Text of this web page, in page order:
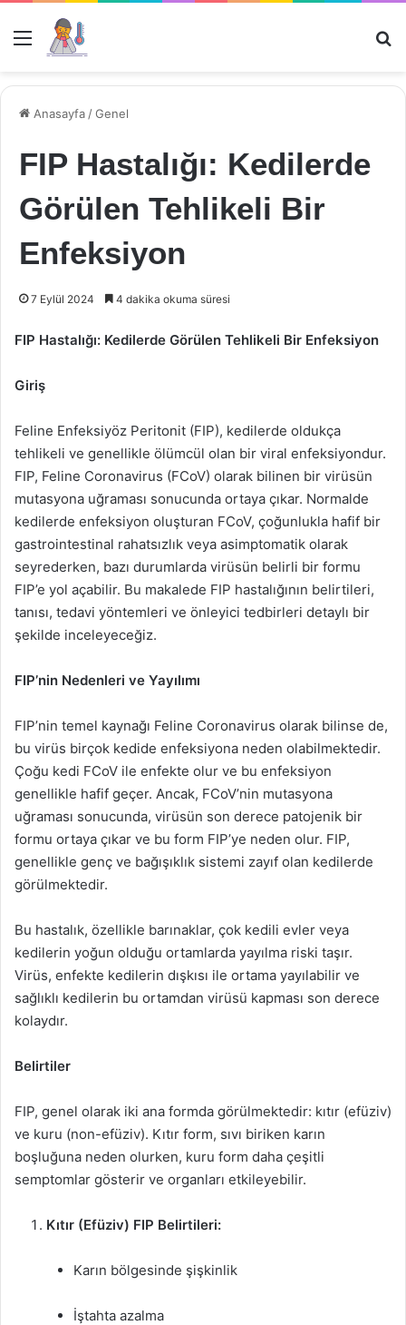
Menü
Anasayfa /Genel
FIP Hastalığı: Kedilerde
Görülen Tehlikeli Bir
Enfeksiyon
7 Eylül 2024 4 dakika okuma süresi
FIP Hastalığı: Kedilerde Görülen Tehlikeli Bir Enfeksiyon
Giriş
Feline Enfeksiyöz Peritonit (FIP), kedilerde oldukça
tehlikeli ve genellikle ölümcül olan bir viral enfeksiyondur.
FIP, Feline Coronavirus (FCoV) olarak bilinen bir virüsün
mutasyona uğraması sonucunda ortaya çıkar. Normalde
kedilerde enfeksiyon oluşturan FCoV, çoğunlukla hafif bir
gastrointestinal rahatsızlık veya asimptomatik olarak
seyrederken, bazı durumlarda virüsün belirli bir formu
FIP’e yol açabilir. Bu makalede FIP hastalığının belirtileri,
tanısı, tedavi yöntemleri ve önleyici tedbirleri detaylı bir
şekilde inceleyeceğiz.
FIP’nin Nedenleri ve Yayılımı
FIP’nin temel kaynağı Feline Coronavirus olarak bilinse de,
bu virüs birçok kedide enfeksiyona neden olabilmektedir.
Çoğu kedi FCoV ile enfekte olur ve bu enfeksiyon
genellikle hafif geçer. Ancak, FCoV’nin mutasyona
uğraması sonucunda, virüsün son derece patojenik bir
formu ortaya çıkar ve bu form FIP’ye neden olur. FIP,
genellikle genç ve bağışıklık sistemi zayıf olan kedilerde
görülmektedir.
Bu hastalık, özellikle barınaklar, çok kedili evler veya
kedilerin yoğun olduğu ortamlarda yayılma riski taşır.
Virüs, enfekte kedilerin dışkısı ile ortama yayılabilir ve
sağlıklı kedilerin bu ortamdan virüsü kapması son derece
kolaydır.
Belirtiler
FIP, genel olarak iki ana formda görülmektedir: kıtır (efüziv)
ve kuru (non-efüziv). Kıtır form, sıvı biriken karın
boşluğuna neden olurken, kuru form daha çeşitli
semptomlar gösterir ve organları etkileyebilir.
Kıtır (Efüziv) FIP Belirtileri:
Karın bölgesinde şişkinlik
İştahta azalma